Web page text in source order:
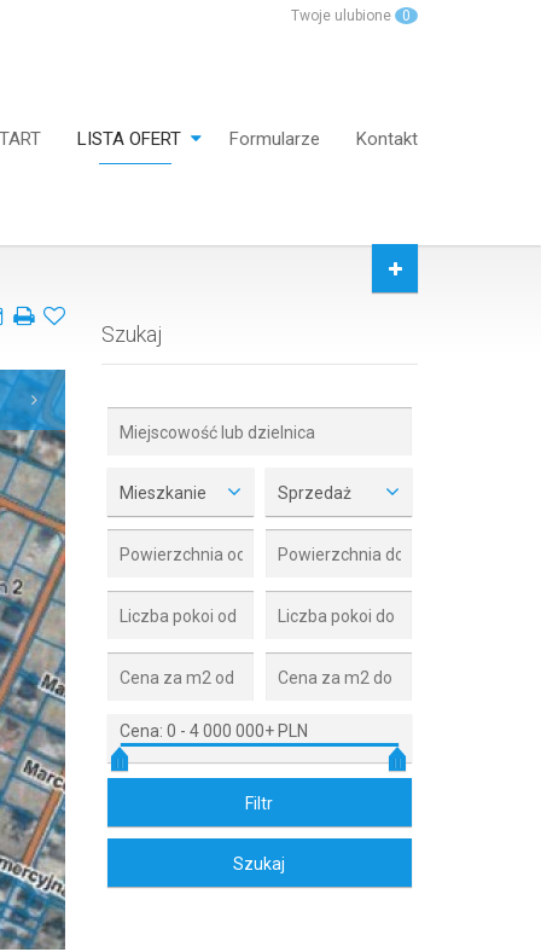
Twoje ulubione 0
LISTA OFERT Formularze Kontakt
Zdjęcie 2
Szukaj
Mieszkanie Sprzedaż
Cena: 0 - 4 000 000+ PLN